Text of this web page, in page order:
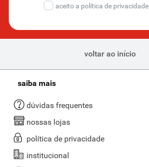
aceito a política de privacidade
voltar ao início
saiba mais
dúvidas frequentes
nossas lojas
política de privacidade
institucional